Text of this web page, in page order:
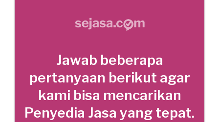
Jawab beberapa
pertanyaan berikut agar
kami bisa mencarikan
Penyedia Jasa yang tepat.